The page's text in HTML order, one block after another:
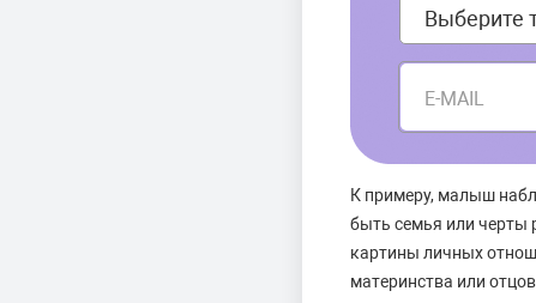
E-MAIL
К примеру, малыш
быть семья или черты
картины личных
материнства или